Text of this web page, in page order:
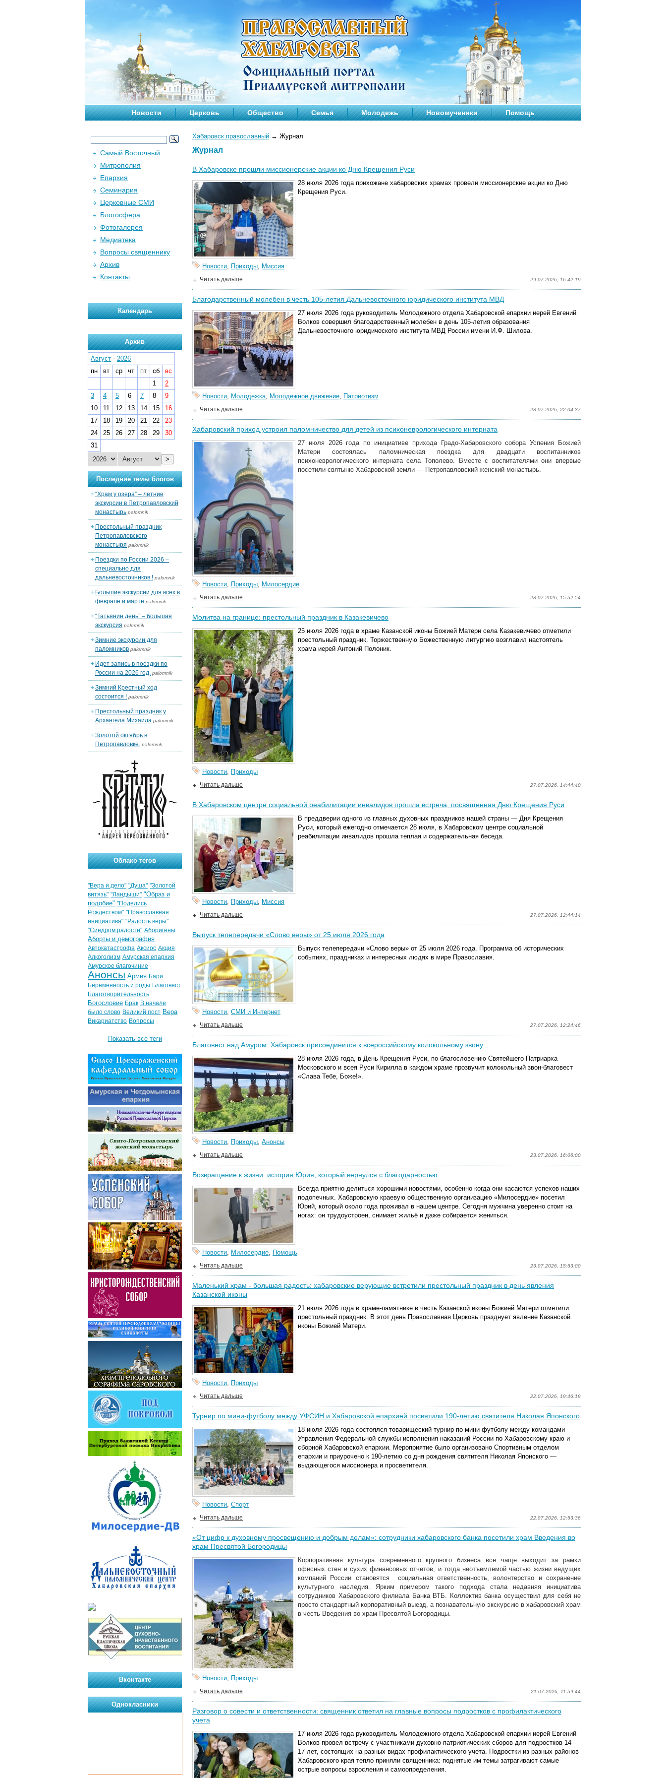
Новости Церковь Общество Семья Молодежь Новомученики Помощь
Хабаровск православный → Журнал
Журнал
В Хабаровске прошли миссионерские акции ко Дню Крещения Руси
28 июля 2026 года прихожане хабаровских храмах провели миссионерские акции ко Дню
Крещения Руси.
Новости, Приходы, Миссия
29.07.2026, 16:42:19
Читать дальше
Благодарственный молебен в честь 105-летия Дальневосточного юридического института МВД
27 июля 2026 года руководитель Молодежного отдела Хабаровской епархии иерей Евгений
Волков совершил благодарственный молебен в день 105-летия образования
Дальневосточного юридического института МВД России имени И.Ф. Шилова.
Новости, Молодежка, Молодежное движение, Патриотизм
28.07.2026, 22:04:37
Читать дальше
Хабаровский приход устроил паломничество для детей из психоневрологического интерната
27 июля 2026 года по инициативе прихода Градо-Хабаровского собора Успения Божией
Матери состоялась паломническая поездка для двадцати воспитанников
психоневрологического интерната села Тополево. Вместе с воспитателями они впервые
посетили святыню Хабаровской земли — Петропавловский женский монастырь.
Новости, Приходы, Милосердие
28.07.2026, 15:52:54
Читать дальше
Молитва на границе: престольный праздник в Казакевичево
25 июля 2026 года в храме Казанской иконы Божией Матери села Казакевичево отметили
престольный праздник. Торжественную Божественную литургию возглавил настоятель
храма иерей Антоний Полоник.
Новости, Приходы
27.07.2026, 14:44:40
Читать дальше
В Хабаровском центре социальной реабилитации инвалидов прошла встреча, посвященная Дню Крещения Руси
В преддверии одного из главных духовных праздников нашей страны — Дня Крещения
Руси, который ежегодно отмечается 28 июля, в Хабаровском центре социальной
реабилитации инвалидов прошла теплая и содержательная беседа.
Новости, Приходы, Миссия
27.07.2026, 12:44:14
Читать дальше
Выпуск телепередачи «Слово веры» от 25 июля 2026 года
Выпуск телепередачи «Слово веры» от 25 июля 2026 года. Программа об исторических
событиях, праздниках и интересных людях в мире Православия.
Новости, СМИ и Интернет
27.07.2026, 12:24:46
Читать дальше
Благовест над Амуром: Хабаровск присоединится к всероссийскому колокольному звону
28 июля 2026 года, в День Крещения Руси, по благословению Святейшего Патриарха
Московского и всея Руси Кирилла в каждом храме прозвучит колокольный звон-благовест
«Слава Тебе, Боже!».
Новости, Приходы, Анонсы
23.07.2026, 16:06:00
Читать дальше
Возвращение к жизни: история Юрия, который вернулся с благодарностью
Всегда приятно делиться хорошими новостями, особенно когда они касаются успехов наших
подопечных. Хабаровскую краевую общественную организацию «Милосердие» посетил
Юрий, который около года проживал в нашем центре. Сегодня мужчина уверенно стоит на
ногах: он трудоустроен, снимает жильё и даже собирается жениться.
Новости, Милосердие, Помощь
23.07.2026, 15:53:00
Читать дальше
Маленький храм - большая радость: хабаровские верующие встретили престольный праздник в день явления
Казанской иконы
21 июля 2026 года в храме-памятнике в честь Казанской иконы Божией Матери отметили
престольный праздник. В этот день Православная Церковь празднует явление Казанской
иконы Божией Матери.
Новости, Приходы
22.07.2026, 19:46:19
Читать дальше
Турнир по мини-футболу между УФСИН и Хабаровской епархией посвятили 190-летию святителя Николая Японского
18 июля 2026 года состоялся товарищеский турнир по мини-футболу между командами
Управления Федеральной службы исполнения наказаний России по Хабаровскому краю и
сборной Хабаровской епархии. Мероприятие было организовано Спортивным отделом
епархии и приурочено к 190-летию со дня рождения святителя Николая Японского —
выдающегося миссионера и просветителя.
Новости, Спорт
22.07.2026, 12:53:36
Читать дальше
«От цифр к духовному просвещению и добрым делам»: сотрудники хабаровского банка посетили храм Введения во
храм Пресвятой Богородицы
Корпоративная культура современного крупного бизнеса все чаще выходит за рамки
офисных стен и сухих финансовых отчетов, и тогда неотъемлемой частью жизни ведущих
компаний России становятся социальная ответственность, волонтерство и сохранение
культурного наследия. Ярким примером такого подхода стала недавняя инициатива
сотрудников Хабаровского филиала Банка ВТБ. Коллектив банка осуществил для себя не
просто стандартный корпоративный выезд, а познавательную экскурсию в хабаровский храм
в честь Введения во храм Пресвятой Богородицы.
Новости, Приходы
21.07.2026, 11:59:44
Читать дальше
Разговор о совести и ответственности: священник ответил на главные вопросы подростков с профилактического
учета
17 июля 2026 года руководитель Молодежного отдела Хабаровской епархии иерей Евгений
Волков провел встречу с участниками духовно-патриотических сборов для подростков 14–
17 лет, состоящих на разных видах профилактического учета. Подростки из разных районов
Хабаровского края тепло приняли священника: поднятые им темы затрагивают самые
острые вопросы взросления и самоопределения.
Самый Восточный
Митрополия
Епархия
Семинария
Церковные СМИ
Блогосфера
Фотогалерея
Медиатека
Вопросы священнику
Архив
Контакты
Календарь
Архив
Август - 2026
пн
вт ср чт пт сб
вс
1
2
3
4 5 6 7 8
9
10
11 12 13 14 15
16
17
18 19 20 21 22
23
24
25 26 27 28 29
30
31
>
Последние темы блогов
“Храм у озера” – летние
экскурсии в Петропавловский
монастырь palomnik
Престольный праздник
Петропавловского
монастыря palomnik
Поездки по России 2026 –
специально для
дальневосточников ! palomnik
Большие экскурсии для всех в
феврале и марте palomnik
“Татьянин день” – большая
экскурсия palomnik
Зимние экскурсии для
паломников palomnik
Идет запись в поездки по
России на 2026 год. palomnik
Зимний Крестный ход
состоится ! palomnik
Престольный праздник у
Архангела Михаила palomnik
Золотой октябрь в
Петропавловке. palomnik
Облако тегов
"Вера и дело" "Душа" "Золотой
витязь" "Ландыши" "Образ и
подобие" "Поделись
Рождеством" "Православная
инициатива" "Радость веры"
"Синдром радости" Аборигены
Аборты и демография
Автокатастрофа Аксиос Акция
Алкоголизм Амурская епархия
Амурское благочиние
Анонсы Армия Бари
Беременность и роды Благовест
Благотворительность
Богословие Брак В начале
было слово Великий пост Вера
Викариатство Вопросы
Показать все теги
Вконтакте
Однокласники